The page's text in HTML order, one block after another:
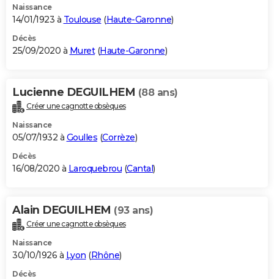
Naissance
14/01/1923 à Toulouse (Haute-Garonne)
Décès
25/09/2020 à Muret(Haute-Garonne)
Lucienne DEGUILHEM (88 ans)
Créer une cagnotte obsèques
Naissance
05/07/1932 à Goulles (Corrèze)
Décès
16/08/2020 à Laroquebrou (Cantal)
Alain DEGUILHEM (93 ans)
Créer une cagnotte obsèques
Naissance
30/10/1926 à Lyon (Rhône)
Décès